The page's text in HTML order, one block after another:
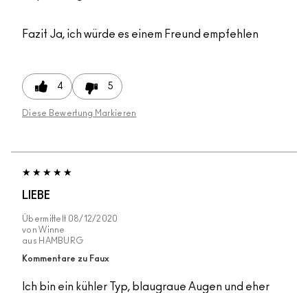
Fazit Ja, ich würde es einem Freund empfehlen
4 5
Diese Bewertung Markieren
LIEBE
Übermittelt 08/12/2020
von Winne
aus HAMBURG
Kommentare zu Faux
Ich bin ein kühler Typ, blaugraue Augen und eher